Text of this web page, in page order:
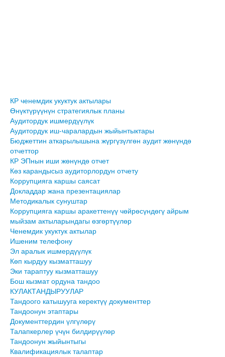
КР ченемдик укуктук актылары
Өнүктүрүүнүн стратегиялык планы
Аудитордук ишмердүүлүк
Аудитордук иш-чаралардын жыйынтыктары
Бюджеттин аткарылышына жүргүзүлгөн аудит жөнүндө
отчеттор
КР ЭПнын иши жөнүндө отчет
Көз карандысыз аудиторлордун отчету
Коррупцияга каршы саясат
Докладдар жана презентациялар
Методикалык сунуштар
Коррупцияга каршы аракеттенүү чөйрөсүндөгү айрым
мыйзам актыларындагы өзгөртүүлөр
Ченемдик укуктук актылар
Ишеним телефону
Эл аралык ишмердүүлүк
Көп кырдуу кызматташуу
Эки тараптуу кызматташуу
Бош кызмат ордуна тандоо
КУЛАКТАНДЫРУУЛАР
Тандоого катышууга керектүү документтер
Тандоонун этаптары
Документтердин үлгүлөрү
Талапкерлер үчүн билдирүүлөр
Тандоонун жыйынтыгы
Квалификациялык талаптар